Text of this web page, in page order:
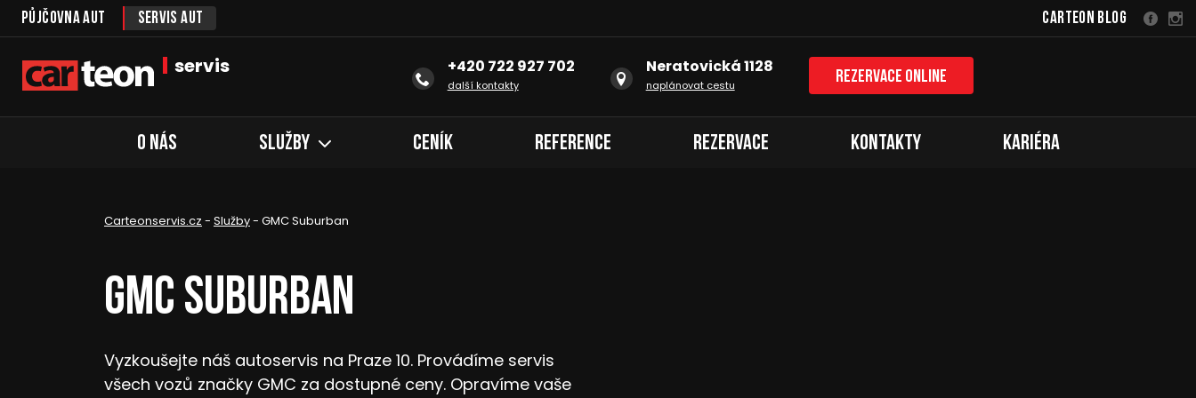
Půjčovna aut Servis aut Carteon Blog
servis +420 722 927 702
další kontakty
Neratovická 1128
naplánovat cestu Rezervace online
O nás Služby Ceník Reference Rezervace Kontakty Kariéra
Carteonservis.cz - Služby- GMC Suburban
GMC Suburban
Vyzkoušejte náš autoservis na Praze 10. Provádíme servis
všech vozů značky GMC za dostupné ceny. Opravíme vaše